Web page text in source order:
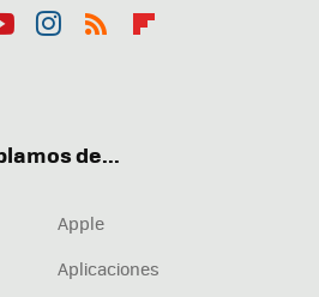
de...
Apple
Aplicaciones